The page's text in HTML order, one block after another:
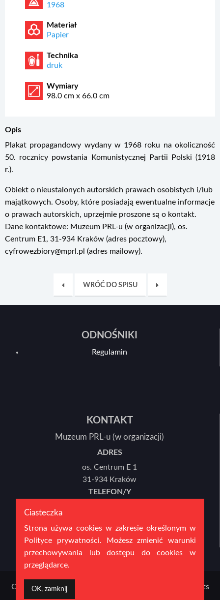
Ciasteczka
Strona używa cookies w zakresie określonym w
Polityce prywatności. Możesz zmienić warunki
przechowywania lub dostępu do cookies w
przeglądarce.
OK, zamknij
1968
Materiał
Papier
Technika
druk
Wymiary
98.0 cm x 66.0 cm
Opis
Plakat propagandowy wydany w 1968 roku na okoliczność
50. rocznicy powstania Komunistycznej Partii Polski (1918
r.).
Obiekt o nieustalonych autorskich prawach osobistych i/lub
majątkowych. Osoby, które posiadają ewentualne informacje
o prawach autorskich, uprzejmie proszone są o kontakt.
Dane kontaktowe: Muzeum PRL-u (w organizacji), os.
Centrum E1, 31-934 Kraków (adres pocztowy),
cyfrowezbiory@mprl.pl (adres mailowy).
WRÓĆ DO SPISU
ODNOŚNIKI
Regulamin
KONTAKT
Muzeum PRL-u (w organizacji)
ADRES
os. Centrum E 1
31-934 Kraków
TELEFON/Y
sekretariat@mprl.pl
Copyright 2016 Muzeum PRL-u (w organizacji) | All Rights